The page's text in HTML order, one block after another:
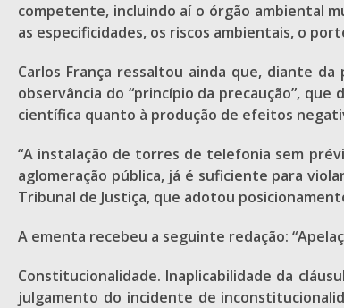
competente, incluindo aí o órgão ambiental
as especificidades, os riscos ambientais, o
Carlos França ressaltou ainda que, diante
observância do “princípio da precaução”,
científica quanto à produção de efeitos
“A instalação de torres de telefonia sem
aglomeração pública, já é suficiente para
Tribunal de Justiça, que adotou
A ementa recebeu a seguinte redação:
Constitucionalidade. Inaplicabilidade da
julgamento do incidente de